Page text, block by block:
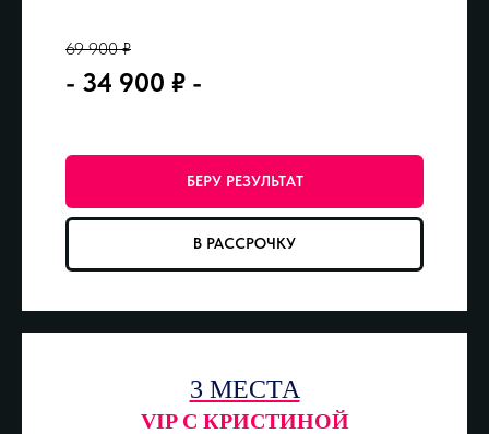
69 900 ₽
- 34 900 ₽ -
БЕРУ РЕЗУЛЬТАТ
В РАССРОЧКУ
3 МЕСТА
VIP С КРИСТИНОЙ